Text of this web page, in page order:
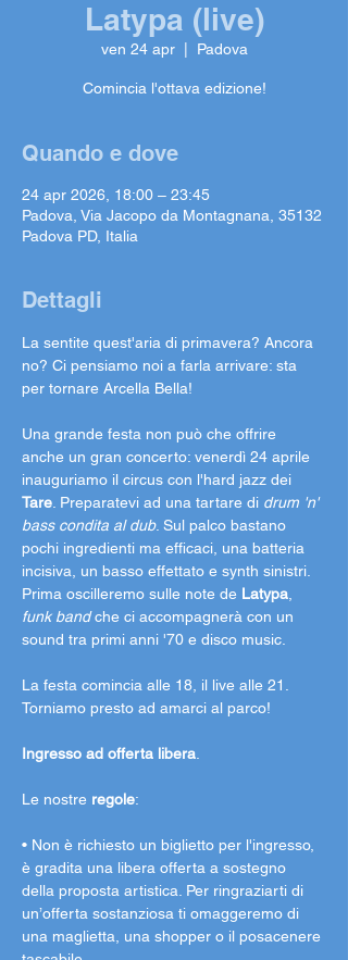
Latypa (live)
ven 24 apr
  |
Padova
Comincia l'ottava edizione!
Quando e dove
24 apr 2026, 18:00 – 23:45
Padova, Via Jacopo da Montagnana, 35132
Padova PD, Italia
Dettagli
La sentite quest'aria di primavera? Ancora
no? Ci pensiamo noi a farla arrivare: sta
per tornare Arcella Bella!
Una grande festa non può che offrire
anche un gran concerto: venerdì 24 aprile
inauguriamo il circus con l'hard jazz dei
Tare . Preparatevi ad una tartare di drum 'n'
bass condita al dub. Sul palco bastano
pochi ingredienti ma efficaci, una batteria
incisiva, un basso effettato e synth sinistri.
Prima oscilleremo sulle note de Latypa
funk band che ci accompagnerà con un
sound tra primi anni '70 e disco music.
La festa comincia alle 18, il live alle 21.
Torniamo presto ad amarci al parco!
Ingresso ad offerta libera
Le nostre regole:
• Non è richiesto un biglietto per l'ingresso,
è gradita una libera offerta a sostegno
della proposta artistica. Per ringraziarti di
un’offerta sostanziosa ti omaggeremo di
una maglietta, una shopper o il posacenere